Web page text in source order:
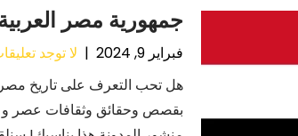
جمهورية مصر
فبراير 9, 2024 | لا توجد
هل تحب التعرف على تاريخ مصر
بقصص وحقائق وثقافات عصر و